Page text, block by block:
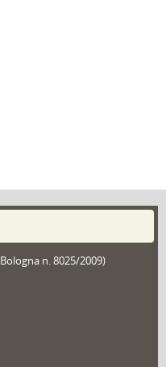
n. 8025/2009)